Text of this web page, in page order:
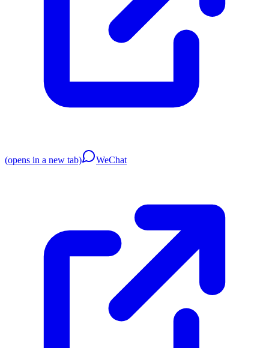
(opens in a new tab) WeChat